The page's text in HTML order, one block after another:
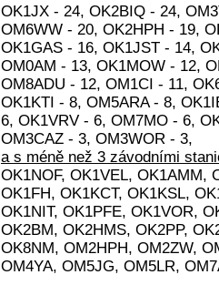
OK1JX - 24, OK2BIQ - 24,
OM6WW - 20, OK2HPH - 19,
OK1GAS - 16, OK1JST - 14,
OM0AM - 13, OK1MOW - 12,
OM8ADU - 12, OM1CI - 11,
OK1KTI - 8, OM5ARA - 8,
6, OK1VRV - 6, OM7MO - 6,
OM3CAZ - 3, OM3WOR - 3,
a s méně než 3 závodními
OK1NOF, OK1VEL, OK1AMM,
OK1FH, OK1KCT, OK1KSL,
OK1NIT, OK1PFE, OK1VOR,
OK2BM, OK2HMS, OK2PP,
OK8NM, OM2HPH, OM2ZW,
OM4YA, OM5JG, OM5LR,